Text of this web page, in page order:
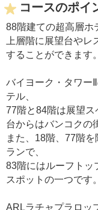
コースのポイ
88階建ての超高層ホ
上層階に展望台やレ
することができます。
バイヨーク・タワー
テル、
77階と84階は展望
台からはバンコクの
また、18階、77階
ランで、
83階にはルーフトッ
スポットの一つです。
ARLラチャプラロッ